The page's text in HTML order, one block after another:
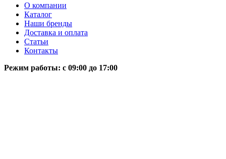
О компании
Каталог
Наши бренды
Доставка и оплата
Статьи
Контакты
Режим работы: c 09:00 до 17:00